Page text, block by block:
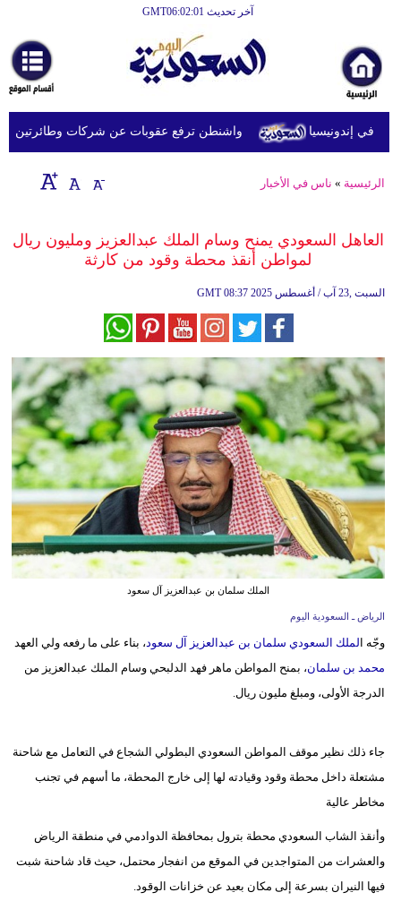
آخر تحديث GMT06:02:01
أخبارعاجلة
رياضة
ثقافة
إقتصاد
وموسيقى
سياحة
وسفر
ديكور
أخبار
إعلام
تعليم
علوم
وتكنولوجيا
مدوَّنات
سيارات
واشنطن ترفع عقوبات عن شركات وطائرتين على إندونيسيا
الرئيسية » ناس في الأخبار
العاهل السعودي يمنح وسام الملك عبدالعزيز ومليون ريال
لمواطن أنقذ محطة وقود من كارثة
GMT 08:37 2025 السبت ,23 آب / أغسطس
الملك سلمان بن عبدالعزيز آل سعود
الرياض ـ السعودية اليوم
وجّه الملك السعودي سلمان بن عبدالعزيز آل سعود، بناء على ما رفعه ولي العهد
محمد بن سلمان، بمنح المواطن ماهر فهد الدلبحي وسام الملك عبدالعزيز من
الدرجة الأولى، ومبلغ مليون ريال.
جاء ذلك نظير موقف المواطن السعودي البطولي الشجاع في التعامل مع شاحنة
مشتعلة داخل محطة وقود وقيادته لها إلى خارج المحطة، ما أسهم في تجنب
مخاطر عالية
وأنقذ الشاب السعودي محطة بترول بمحافظة الدوادمي في منطقة الرياض
والعشرات من المتواجدين في الموقع من انفجار محتمل، حيث قاد شاحنة شبت
فيها النيران بسرعة إلى مكان بعيد عن خزانات الوقود.